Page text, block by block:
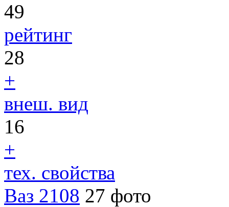
49
рейтинг
28
+
внеш. вид
16
+
тех. свойства
Ваз 2108 27 фото